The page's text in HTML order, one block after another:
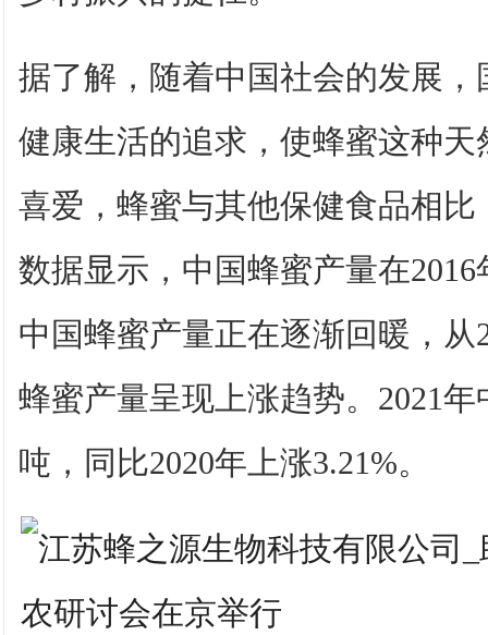
据了解，随着中国社会的发展
健康生活的追求，使蜂蜜这种
喜爱，蜂蜜与其他保健食品相
数据显示，中国蜂蜜产量在
中国蜂蜜产量正在逐渐回暖，从
蜂蜜产量呈现上涨趋势。2021
吨，同比2020年上涨3.21%。